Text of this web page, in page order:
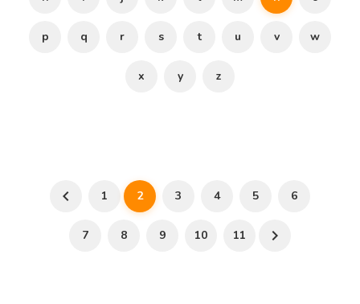
p q r s t u v w
x y z
1 2 3 4 5 6
7 8 9 10 11